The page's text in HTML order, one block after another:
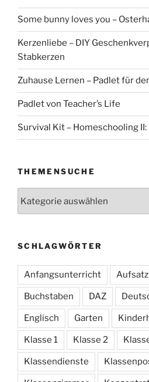
Some bunny loves you –
Kerzenliebe – DIY
Stabkerzen
Zuhause Lernen – Padlet für
Padlet von Teacher’s Life
Survival Kit – Homeschooling II:
THEMENSUCHE
SCHLAGWÖRTER
Anfangsunterricht Aufsatz
Buchstaben DAZ
Englisch Garten
Klasse 1 Klasse 2
Klassendienste